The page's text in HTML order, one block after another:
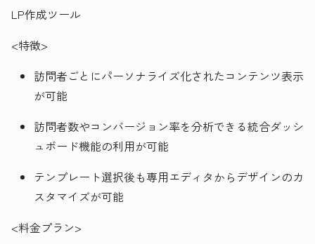
LP作成ツール
<特徴>
訪問者ごとにパーソナライズ化されたコンテンツ表示
が可能
訪問者数やコンバージョン率を分析できる統合ダッシ
ュボード機能の利用が可能
テンプレート選択後も専用エディタからデザインのカ
スタマイズが可能
<料金プラン>